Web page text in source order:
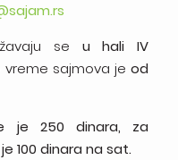
se u hali
IV
sajmova je od
je 250 dinara, za
100 dinara na sat.